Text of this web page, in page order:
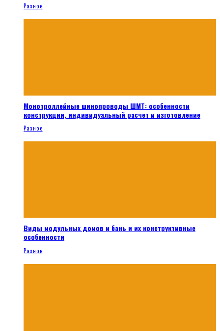
Разное
Монотроллейные шинопроводы ШМТ: особенности
конструкции, индивидуальный расчет и изготовление
Разное
Виды модульных домов и бань и их конструктивные
особенности
Разное